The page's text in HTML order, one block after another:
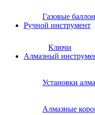
Газовые
Ручной инструмент
Ключи
Алмазный
Установки
Алмазные